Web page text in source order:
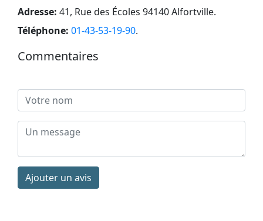
Adresse: 41, Rue des Écoles 94140 Alfortville.
Téléphone: 01-43-53-19-90.
Commentaires
Ajouter un avis